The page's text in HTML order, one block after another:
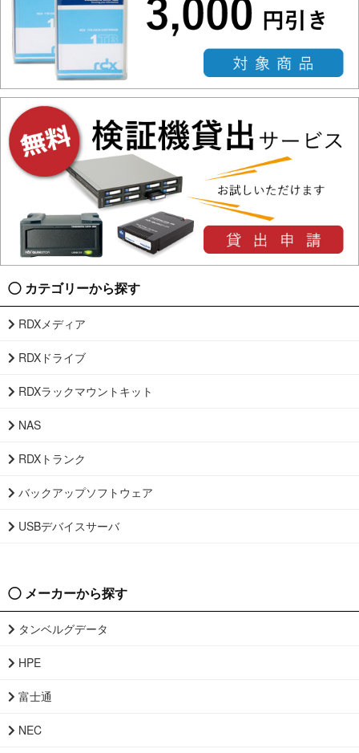
カテゴリーから探す
RDXメディア
RDXドライブ
RDXラックマウントキット
NAS
RDXトランク
バックアップソフトウェア
USBデバイスサーバ
メーカーから探す
タンベルグデータ
HPE
富士通
NEC